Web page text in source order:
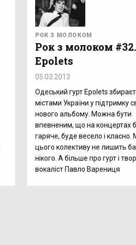
РОК З МОЛОКОМ
Рок з молоком #32.
Epolets
05.03.2013
Одеський гурт Epolets
містами України у підтримку
нового альбому. Можна бути
впевненим, що на концертах
гаряче, буде весело і класно.
цього колективу не лишить
нікого. А більше про гурт і
вокаліст Павло Варениця